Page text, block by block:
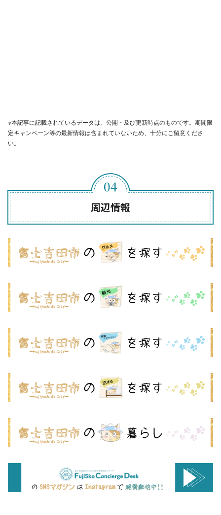
※本記事に記載されているデータは、公開・及び更新時点のものです。期間限
定キャンペーン等の最新情報は含まれていないため、十分にご留意くださ
い。
周辺情報